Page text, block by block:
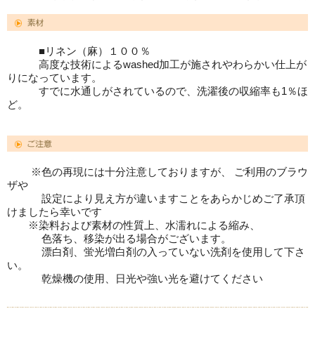
■リネン（麻）１００％
高度な技術によるwashed加工が施されやわらかい仕上が
りになっています。
すでに水通しがされているので、洗濯後の収縮率も1％ほ
ど。
※色の再現には十分注意しておりますが、 ご利用のブラウ
ザや
設定により見え方が違いますことをあらかじめご了承頂
けましたら幸いです
※染料および素材の性質上、水濡れによる縮み、
色落ち、移染が出る場合がございます。
漂白剤、蛍光増白剤の入っていない洗剤を使用して下さ
い。
乾燥機の使用、日光や強い光を避けてください